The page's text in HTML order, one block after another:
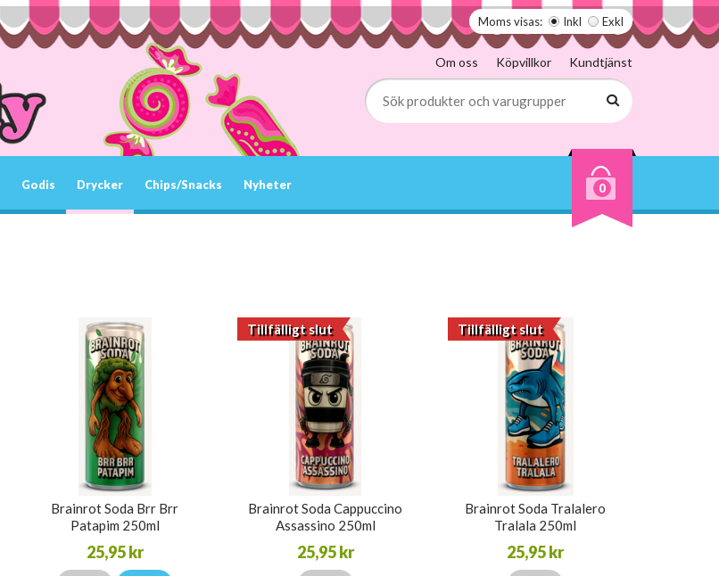
Moms visas: Inkl Exkl
Om oss Köpvillkor Kundtjänst
Godis Drycker Chips/Snacks Nyheter 0
Brainrot Soda Brr Brr
Patapim 250ml
25,95 kr
Tillfälligt slut
Brainrot Soda Cappuccino
Assassino 250ml
25,95 kr
Tillfälligt slut
Brainrot Soda Tralalero
Tralala 250ml
25,95 kr